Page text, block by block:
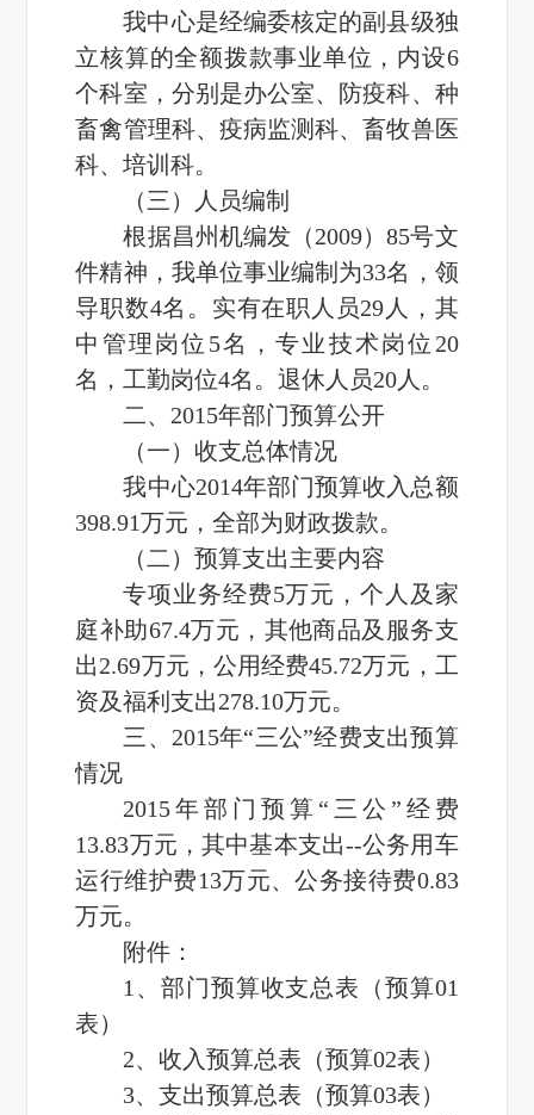
我中心是经编委核定的副县级独
立核算的全额拨款事业单位，内设6
个科室，分别是办公室、防疫科、种
畜禽管理科、疫病监测科、畜牧兽医
科、培训科。
（三）人员编制
根据昌州机编发（2009）85号文
件精神，我单位事业编制为33名，领
导职数4名。实有在职人员29人，其
中管理岗位5名，专业技术岗位20
名，工勤岗位4名。退休人员20人。
二、2015年部门预算公开
（一）收支总体情况
我中心2014年部门预算收入总额
398.91万元，全部为财政拨款。
（二）预算支出主要内容
专项业务经费5万元，个人及家
庭补助67.4万元，其他商品及服务支
出2.69万元，公用经费45.72万元，工
资及福利支出278.10万元。
三、2015年“三公”经费支出预算
情况
2015年部门预算“三公”经费
13.83万元，其中基本支出--公务用车
运行维护费13万元、公务接待费0.83
万元。
附件：
1、部门预算收支总表（预算01
表）
2、收入预算总表（预算02表）
3、支出预算总表（预算03表）